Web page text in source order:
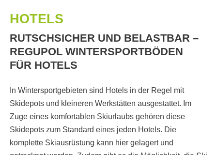
HOTELS
RUTSCHSICHER UND BELASTBAR –
REGUPOL WINTERSPORTBÖDEN
FÜR HOTELS
In Wintersportgebieten sind Hotels in der Regel mit
Skidepots und kleineren Werkstätten ausgestattet. Im
Zuge eines komfortablen Skiurlaubs gehören diese
Skidepots zum Standard eines jeden Hotels. Die
komplette Skiausrüstung kann hier gelagert und